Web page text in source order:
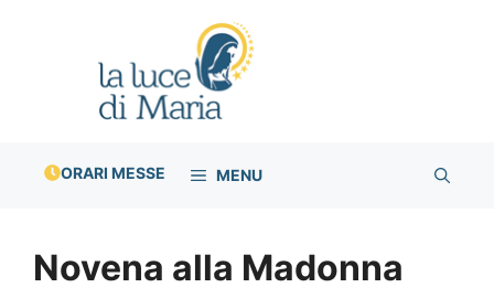
ORARI MESSE MENU
Novena alla Madonna